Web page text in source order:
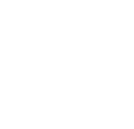
用的 MQTT 消息
的大版本 RT-Thr